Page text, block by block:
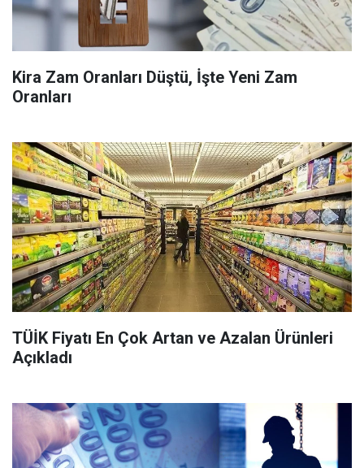
Kira Zam Oranları Düştü, İşte Yeni Zam
Oranları
TÜİK Fiyatı En Çok Artan ve Azalan Ürünleri
Açıkladı